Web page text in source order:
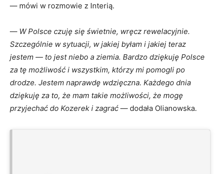
— mówi w rozmowie z Interią.
— W Polsce czuję się świetnie, wręcz rewelacyjnie.
Szczególnie w sytuacji, w jakiej byłam i jakiej teraz
jestem — to jest niebo a ziemia. Bardzo dziękuję Polsce
za tę możliwość i wszystkim, którzy mi pomogli po
drodze. Jestem naprawdę wdzięczna. Każdego dnia
dziękuję za to, że mam takie możliwości, że mogę
przyjechać do Kozerek i zagrać — dodała Olianowska.